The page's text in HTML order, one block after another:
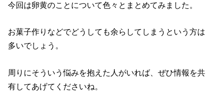
今回は卵黄のことについて色々とまとめてみました。
お菓子作りなどでどうしても余らしてしまうという方は
多いでしょう。
周りにそういう悩みを抱えた人がいれば、ぜひ情報を共
有してあげてくださいね。